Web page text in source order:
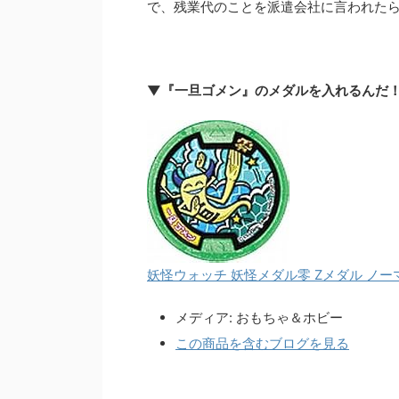
で、残業代のことを派遣会社に言われたら
▼『一旦ゴメン』のメダルを入れるんだ
妖怪ウォッチ 妖怪メダル零 Zメダル ノー
メディア: おもちゃ＆ホビー
この商品を含むブログを見る